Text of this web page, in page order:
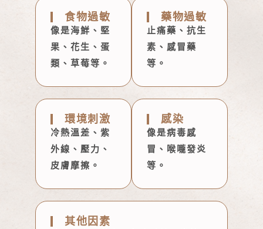
食物過敏
像是海鮮、堅
果、花生、蛋
類、草莓等。
藥物過敏
止痛藥、抗生
素、感冒藥
等。
環境刺激
冷熱溫差、紫
外線、壓力、
皮膚摩擦。
感染
像是病毒感
冒、喉嚨發炎
等。
其他因素